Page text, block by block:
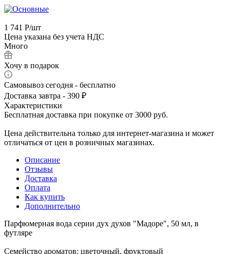
1 741 Р/шт
Цена указана без учета НДС
Много
Хочу в подарок
Самовывоз сегодня - бесплатно
Доставка завтра - 390 ₽
Характеристики
Бесплатная доставка при покупке от 3000 руб.
Цена действительна только для интернет-магазина и может
отличаться от цен в розничных магазинах.
Описание
Отзывы
Доставка
Оплата
Как купить
Дополнительно
Парфюмерная вода серии дух духов "Мадоре", 50 мл, в
футляре
Семейство ароматов: цветочный, фруктовый